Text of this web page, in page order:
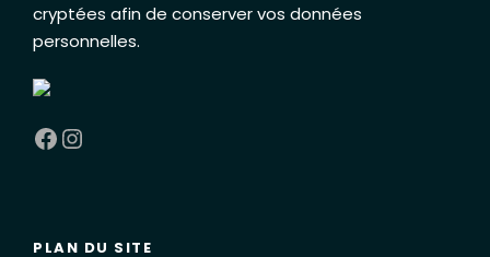
cryptées afin de conserver vos données
personnelles.
Facebook Instagram
PLAN DU SITE